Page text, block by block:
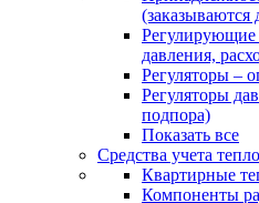
(заказываются
Регулирующие
давления,
Регуляторы –
Регуляторы
подпора)
Показать все
Средства учета
Квартирные
Компоненты